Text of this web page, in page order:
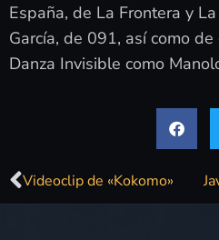
España, de La Frontera y
García, de 091, así como
Danza Invisible como
Videoclip de «Kokomo»